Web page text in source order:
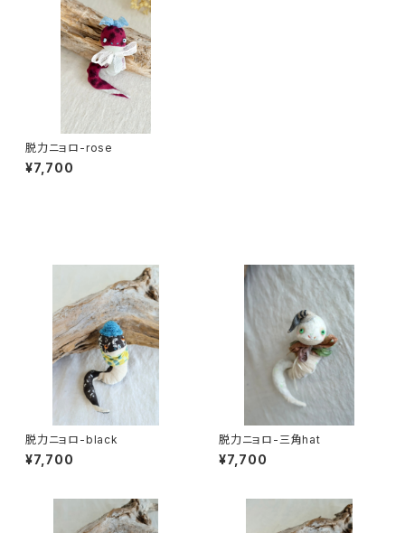
脱力ニョロ-rose
¥7,700
脱力ニョロ-black
¥7,700
脱力ニョロ-三角hat
¥7,700